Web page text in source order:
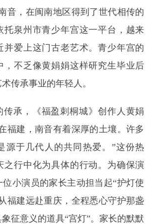
音，在闽南地区得到了世代相传的
托泉州市青少年宫这一平台，越来
并爱上这门古老艺术。青少年宫的
，不乏像黄娟娟这样研究生毕业后
传承事业的年轻人。
传承，《福盈刺桐城》创作人黄娟
福建，南音有着深厚的土壤。许多
源于几代人的共同热爱。”这份热
之行中化为具体的行动。为确保演
位小演员的家长主动担当起“护灯使
福建远赴重庆，全程悉心守护那盏
征意义的道具“宫灯”。家长的默默